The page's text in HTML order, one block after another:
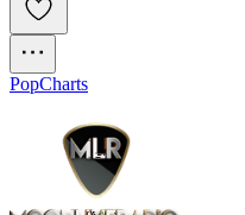
PopCharts